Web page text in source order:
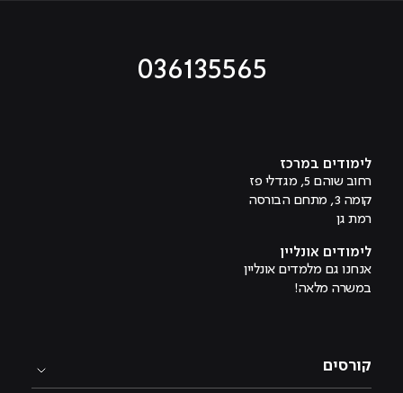
036135565
לימודים במרכז
רחוב שוהם 5, מגדלי פז
קומה 3, מתחם הבורסה
רמת גן
לימודים אונליין
אנחנו גם מלמדים אונליין
במשרה מלאה!
קורסים